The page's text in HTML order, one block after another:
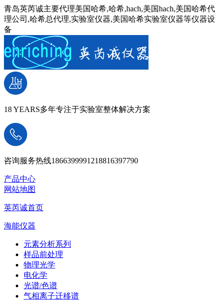
青岛英芮诚主要代理美国哈希,哈希,hach,美国hach,美国哈希代
理公司,哈希总代理,实验室仪器,美国哈希实验室仪器等仪器设
备
18 YEARS多年专注于实验室整体解决方案
咨询服务热线1866399991218816397790
产品中心
网站地图
英芮诚首页
海能仪器
元素分析系列
样品前处理
物理光学
电化学
光谱/色谱
气相离子迁移谱